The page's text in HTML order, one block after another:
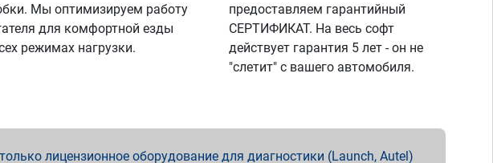
Мы оптимизируем работу
для комфортной езды
режимах нагрузки.
предоставляем гарантийный
СЕРТИФИКАТ. На весь софт
действует гарантия 5 лет - он не
"слетит" с вашего автомобиля.
лицензионное оборудование для диагностики (Launch, Autel)